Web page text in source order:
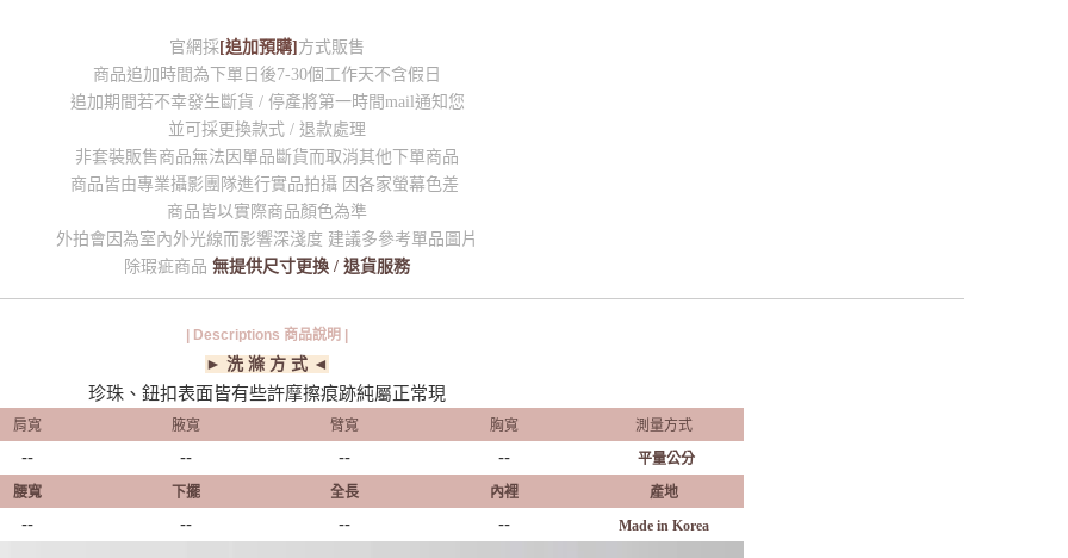
官網採 [追加預購] 方式販售
商品追加時間為下單日後7-30個工作天不含假日
追加期間若不幸發生斷貨 / 停產將第一時間mail通知您
並可採更換款式 / 退款處理
非套裝販售商品無法因單品斷貨而取消其他下單商品
商品皆由專業攝影團隊進行實品拍攝 因各家螢幕色差
商品皆以實際商品顏色為準
外拍會因為室內外光線而影響深淺度 建議多參考單品圖片
除瑕疵商品 無提供尺寸更換 / 退貨服務
| Descriptions 商品說明 |
► 洗 滌 方 式 ◄
珍珠、鈕扣表面皆有些許摩擦痕跡純屬正常現
肩寬 腋寬 臂寬 胸寬 測量方式
-- -- -- --
平量公分
腰寬
下擺 全長 內裡 產地
-- -- -- -- Made in Korea